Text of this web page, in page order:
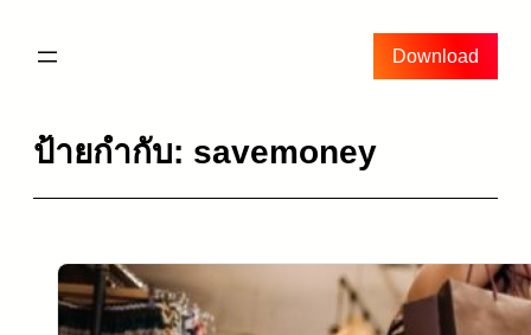
Download
ป้ายกำกับ: savemoney